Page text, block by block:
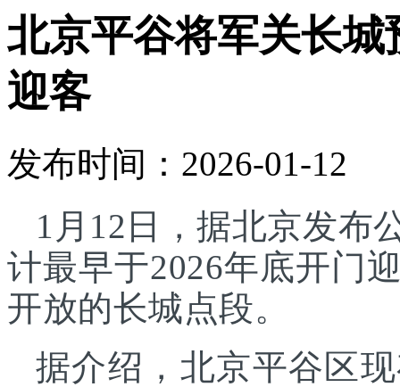
北京平谷将军关长城
迎客
发布时间：2026-01-12
1月12日，据北京发布
计最早于2026年底开门
开放的长城点段。
据介绍，北京平谷区